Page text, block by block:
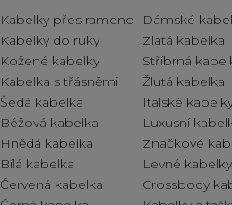
Kabelky přes rameno
Kabelky do ruky
Kožené kabelky
Kabelka s třásněmi
Šedá kabelka
Béžová kabelka
Hnědá kabelka
Bílá kabelka
Červená kabelka
Dámské
Zlatá kabelka
Stříbrná
Žlutá kabelka
Italské
Luxusní
Značkové
Levné kabelky
Crossbody